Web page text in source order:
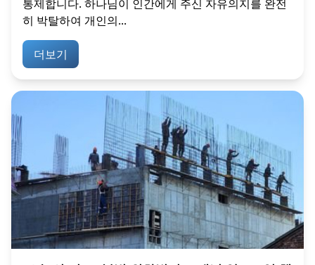
통제합니다. 하나님이 인간에게 주신 자유의지를 완전
히 박탈하여 개인의...
더보기